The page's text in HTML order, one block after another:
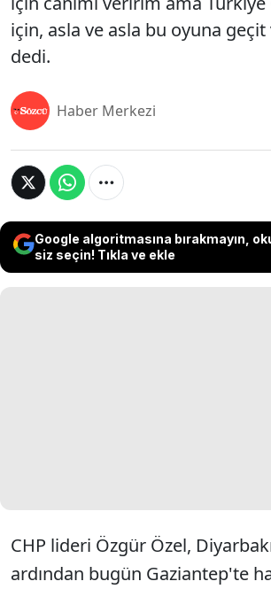
için, asla ve asla bu oyuna
dedi.
Haber Merkezi
Google algoritmasına bırakmayın,
siz seçin! Tıkla ve ekle
CHP lideri Özgür Özel,
ardından bugün Gaziantep'te